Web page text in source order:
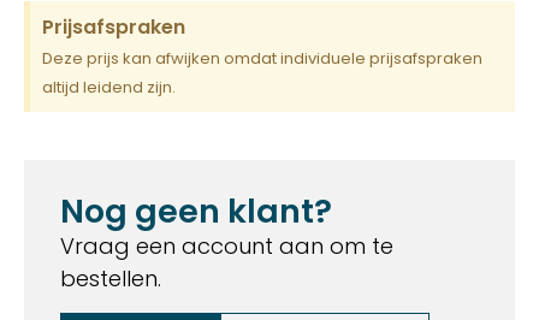
Prijsafspraken
Deze prijs kan afwijken omdat individuele prijsafspraken
altijd leidend zijn.
Nog geen klant?
Vraag een account aan om te
bestellen.